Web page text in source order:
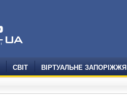
СВІТ ВІРТУАЛЬНЕ ЗАПОРІЖЖЯ